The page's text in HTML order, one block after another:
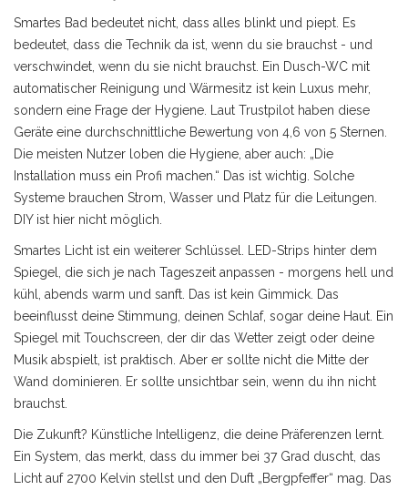
Smartes Bad bedeutet nicht, dass alles blinkt und piept. Es
bedeutet, dass die Technik da ist, wenn du sie brauchst - und
verschwindet, wenn du sie nicht brauchst. Ein Dusch-WC mit
automatischer Reinigung und Wärmesitz ist kein Luxus mehr,
sondern eine Frage der Hygiene. Laut Trustpilot haben diese
Geräte eine durchschnittliche Bewertung von 4,6 von 5 Sternen.
Die meisten Nutzer loben die Hygiene, aber auch: „Die
Installation muss ein Profi machen.“ Das ist wichtig. Solche
Systeme brauchen Strom, Wasser und Platz für die Leitungen.
DIY ist hier nicht möglich.
Smartes Licht ist ein weiterer Schlüssel. LED-Strips hinter dem
Spiegel, die sich je nach Tageszeit anpassen - morgens hell und
kühl, abends warm und sanft. Das ist kein Gimmick. Das
beeinflusst deine Stimmung, deinen Schlaf, sogar deine Haut. Ein
Spiegel mit Touchscreen, der dir das Wetter zeigt oder deine
Musik abspielt, ist praktisch. Aber er sollte nicht die Mitte der
Wand dominieren. Er sollte unsichtbar sein, wenn du ihn nicht
brauchst.
Die Zukunft? Künstliche Intelligenz, die deine Präferenzen lernt.
Ein System, das merkt, dass du immer bei 37 Grad duscht, das
Licht auf 2700 Kelvin stellst und den Duft „Bergpfeffer“ mag. Das